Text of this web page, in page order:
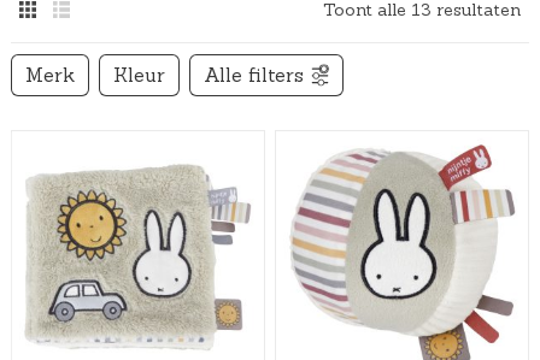
Toont alle 13 resultaten
Merk Kleur Alle filters